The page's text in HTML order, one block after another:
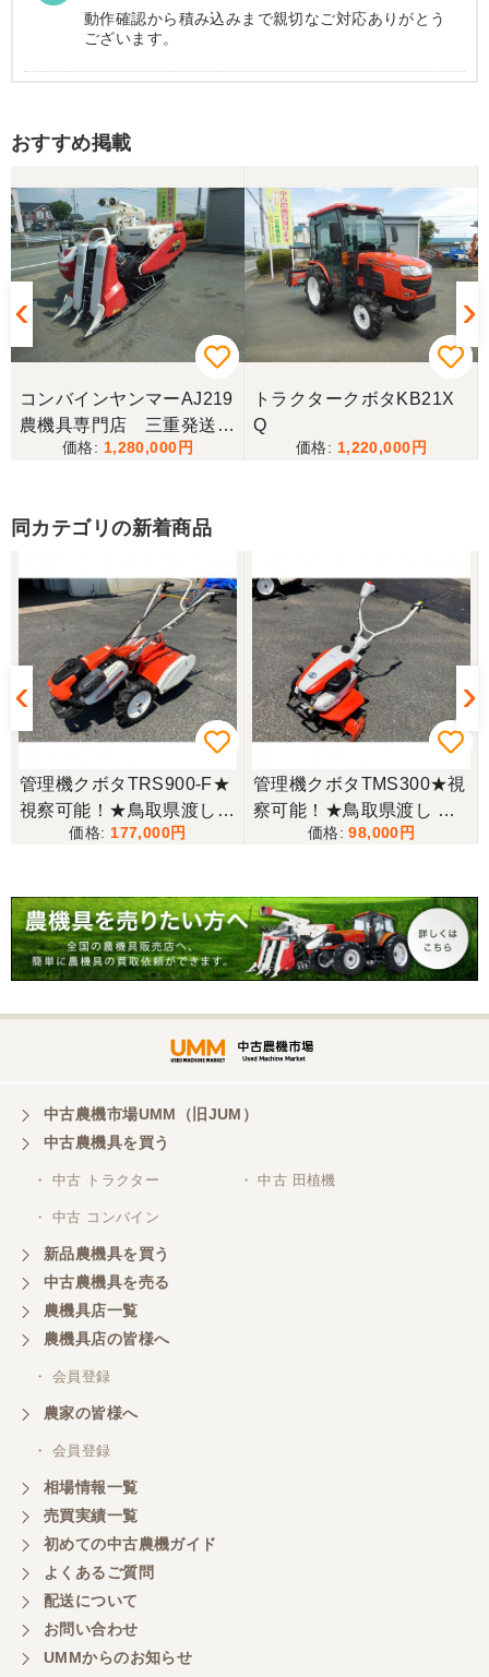
動作確認から積み込みまで親切なご対応ありがとう
ございます。
リピート購入させて頂きました。 ありがとうござい
香川県／井上
とても良くしてもらいました。また購入したいと思
います。
香川県／西川忠洋
丁寧な対応をしていただき計量選別機を無事持ち帰
ることができました。今年の籾摺り時に旧機が故障
し、修理の目途が無い中、手頃な価格の本機を見つ
けることが出来て大満足です。リンスクさんありが
10月にコンバインを購入させていただきました、香
川県から熊本県まで運んでもらい、 とても親切に機
械の説明をしていただき感謝しています。 そして、
この度無事に稲刈りを行い、終了しました。 農機リ
ンクスさん、ありがとうございました。
おすすめ掲載
コンバインヤンマーAJ219
農機具専門店 三重発送整
備済み
1,280,000
トラクタークボタKB21X
Q
1,220,000
同カテゴリの新着商品
管理機クボタTRS900-F★
視察可能！★鳥取県渡し
クボタ 管理機 TRS900-F
現状渡し【P11485814】
177,000
管理機クボタTMS300★視
察可能！★鳥取県渡し ク
ボタ 管理機 TMS300 ガソ
渡し【P11485817】
98,000
中古農機市場UMM（旧JUM）
中古農機具を買う
・ 中古 トラクター ・ 中古 田植機
・ 中古 コンバイン
新品農機具を買う
中古農機具を売る
農機具店一覧
農機具店の皆様へ
・ 会員登録
農家の皆様へ
・ 会員登録
相場情報一覧
売買実績一覧
初めての中古農機ガイド
よくあるご質問
配送について
お問い合わせ
UMMからのお知らせ